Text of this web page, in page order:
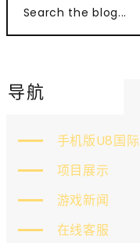
Search the blog...
导航
手机版U8国际
项目展示
游戏新闻
在线客服